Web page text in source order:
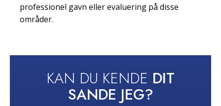
professionel gavn eller evaluering på disse
områder.
KAN DU KENDE DIT
SANDE JEG?